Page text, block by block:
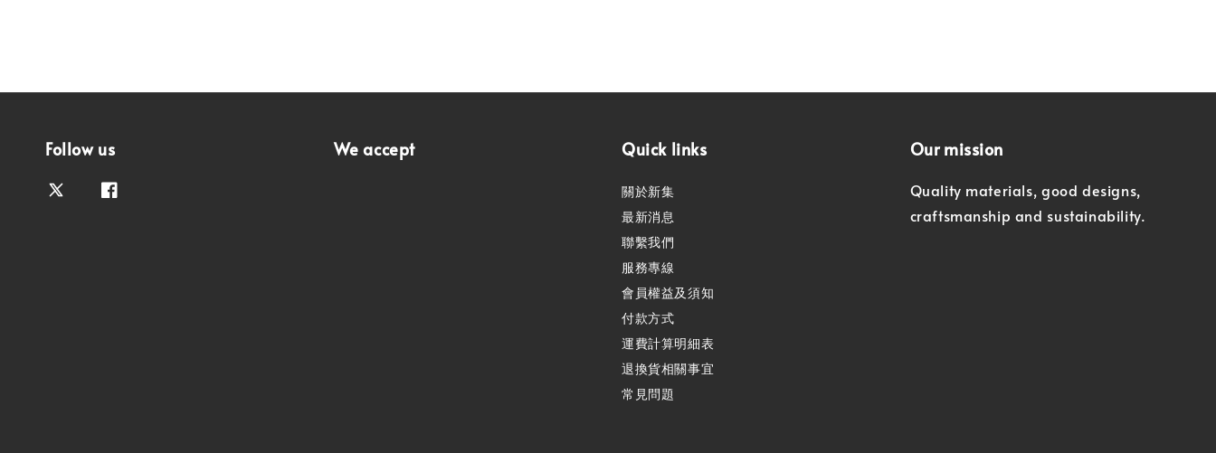
Follow us We accept Quick links
關於新集
最新消息
聯繫我們
服務專線
會員權益及須知
付款方式
運費計算明細表
退換貨相關事宜
常見問題
Our mission
Quality materials, good designs,
craftsmanship and sustainability.